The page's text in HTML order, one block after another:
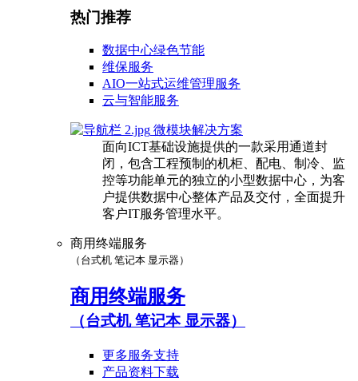
热门推荐
数据中心绿色节能
维保服务
AIO一站式运维管理服务
云与智能服务
微模块解决方案
面向ICT基础设施提供的一款采用通道封
闭，包含工程预制的机柜、配电、制冷、监
控等功能单元的独立的小型数据中心，为客
户提供数据中心整体产品及交付，全面提升
客户IT服务管理水平。
商用终端服务
（台式机 笔记本 显示器）
商用终端服务
（台式机 笔记本 显示器）
更多服务支持
产品资料下载